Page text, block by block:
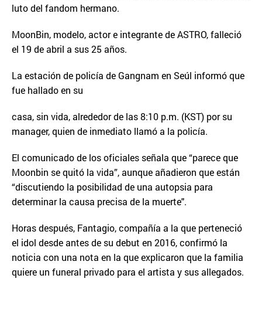
luto del fandom hermano.
MoonBin, modelo, actor e integrante de ASTRO, falleció
el 19 de abril a sus 25 años.
La estación de policía de Gangnam en Seúl informó que
fue hallado en su
casa, sin vida, alrededor de las 8:10 p.m. (KST) por su
manager, quien de inmediato llamó a la policía.
El comunicado de los oficiales señala que “parece que
Moonbin se quitó la vida”, aunque añadieron que están
“discutiendo la posibilidad de una autopsia para
determinar la causa precisa de la muerte".
Horas después, Fantagio, compañía a la que perteneció
el idol desde antes de su debut en 2016, confirmó la
noticia con una nota en la que explicaron que la familia
quiere un funeral privado para el artista y sus allegados.